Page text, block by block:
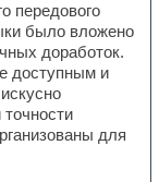
передового
было вложено
доработок.
доступным и
для